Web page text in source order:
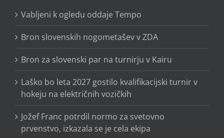
Vabljeni k ogledu oddaje Tempo
Bron slovenskih nogometašev v ZDA
Bron za slovenski par na turnirju v Kairu
Laško bo leta 2027 gostilo kvalifikacijski turnir v
hokeju na električnih vozičkih
Jožef Franc potrdil normo za svetovno
prvenstvo, izkazala se je cela ekipa